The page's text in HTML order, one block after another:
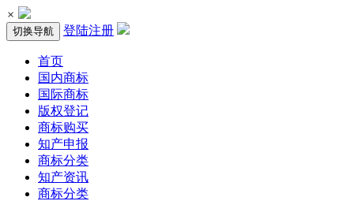
×
切换导航 登陆注册
首页
国内商标
国际商标
版权登记
商标购买
知产申报
商标分类
知产资讯
商标分类